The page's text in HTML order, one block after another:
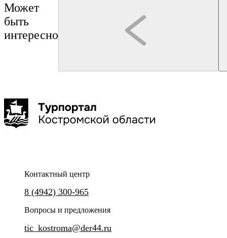
Может
быть
интересно
ферму.
Контактный центр
8 (4942) 300-965
Вопросы и предложения
tic_kostroma@der44.ru